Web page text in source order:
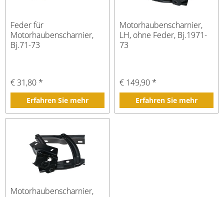
Feder für
Motorhaubenscharnier,
Bj.71-73
€ 31,80 *
Erfahren Sie mehr
Motorhaubenscharnier,
LH, ohne Feder, Bj.1971-
73
€ 149,90 *
Erfahren Sie mehr
Motorhaubenscharnier,